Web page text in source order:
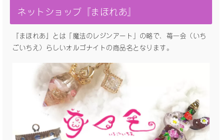
ネットショップ『まほれあ』
『まほれあ』とは「魔法のレジンアート」の略で、苺一会（いち
ごいちえ）らしいオルゴナイトの商品名となります。